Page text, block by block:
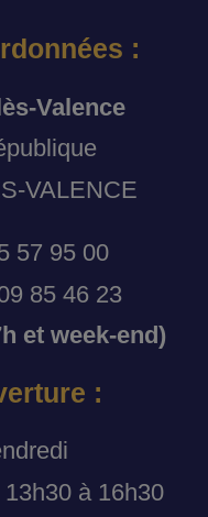
:
Valence
VALENCE
57 95 00
85 46 23
et week-end)
:
à 16h30